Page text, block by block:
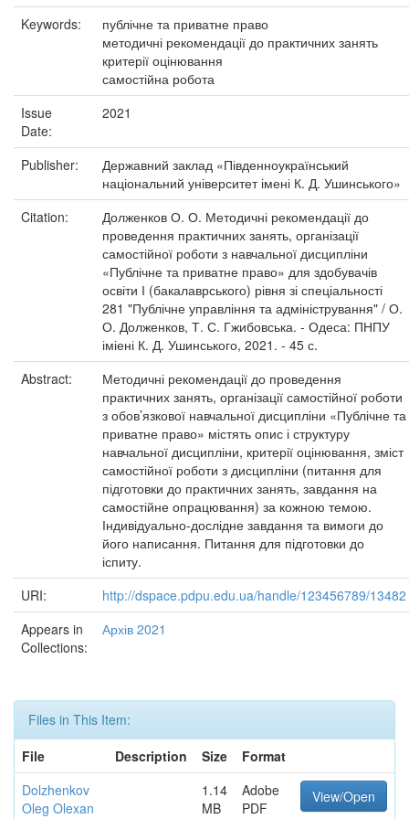
Keywords:
публічне та приватне право
методичні рекомендації до практичних занять
критерії оцінювання
самостійна робота
Issue
Date:
2021
Publisher:
Державний заклад «Південноукраїнський
національний університет імені К. Д. Ушинського»
Citation:
Долженков О. О. Методичні рекомендації до
проведення практичних занять, організації
самостійної роботи з навчальної дисципліни
«Публічне та приватне право» для здобувачів
освіти І (бакалаврського) рівня зі спеціальності
281 "Публічне управління та адміністрування" / О.
О. Долженков, Т. С. Гжибовська. - Одеса: ПНПУ
іміені К. Д. Ушинського, 2021. - 45 с.
Abstract:
Методичні рекомендації до проведення
практичних занять, організації самостійної роботи
з обов’язкової навчальної дисципліни «Публічне та
приватне право» містять опис і структуру
навчальної дисципліни, критерії оцінювання, зміст
самостійної роботи з дисципліни (питання для
підготовки до практичних занять, завдання на
самостійне опрацювання) за кожною темою.
Індивідуально-дослідне завдання та вимоги до
його написання. Питання для підготовки до
іспиту.
URI:
http://dspace.pdpu.edu.ua/handle/123456789/13482
Appears in
Collections:
Архів 2021
Files in This Item:
File
Description Size
Format
Dolzhenkov
Oleg Olexan
1.14
MB
Adobe
PDF
View/Open